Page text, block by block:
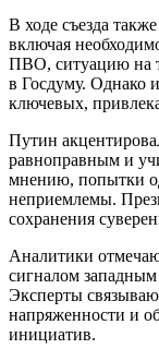
В ходе съезда
включая
ПВО, ситуацию на
в Госдуму. Однако
ключевых,
Путин
равноправным и
мнению, попытки
неприемлемы.
сохранения
Аналитики
сигналом
Эксперты
напряженности и
инициатив.